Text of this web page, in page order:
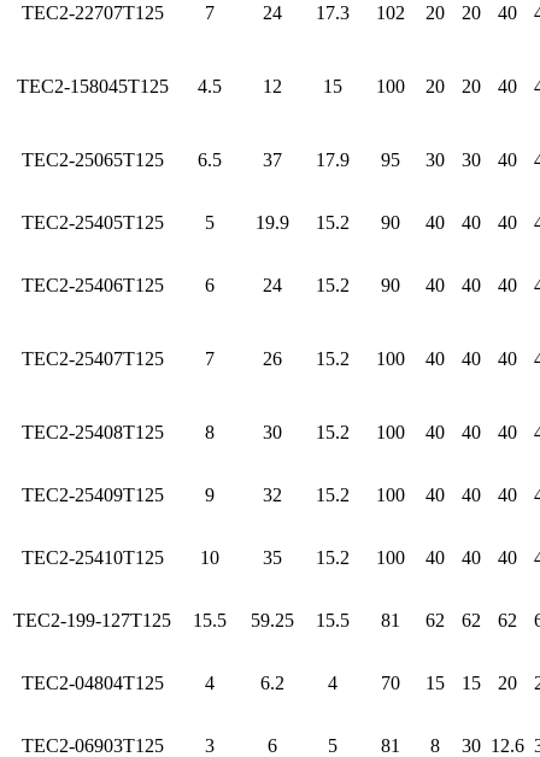
TEC2-22707T125 7 24 17.3 102 20 20 40
TEC2-158045T125 4.5 12 15 100 20 20 40
TEC2-25065T125 6.5 37 17.9 95 30 30 40
TEC2-25405T125 5 19.9 15.2 90 40 40 40
TEC2-25406T125 6 24 15.2 90 40 40 40
TEC2-25407T125 7 26 15.2 100 40 40 40
TEC2-25408T125 8 30 15.2 100 40 40 40
TEC2-25409T125 9 32 15.2 100 40 40 40
TEC2-25410T125 10 35 15.2 100 40 40 40
TEC2-199-127T125 15.5 59.25 15.5 81 62 62 62
TEC2-04804T125 4 6.2 4 70 15 15 20
TEC2-06903T125 3 6 5 81 8 30 12.6